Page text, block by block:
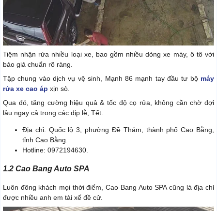
Tiệm nhận rửa nhiều loại xe, bao gồm nhiều dòng xe máy, ô tô với
báo giá chuẩn rõ ràng.
Tập chung vào dịch vụ vệ sinh, Mạnh 86 mạnh tay đầu tư bộ máy
rửa xe cao áp xịn sò.
Qua đó, tăng cường hiệu quả & tốc độ cọ rửa, không cần chờ đợi
lâu ngay cả trong các dịp lễ, Tết.
Địa chỉ: Quốc lộ 3, phường Đề Thám, thành phố Cao Bằng,
tỉnh Cao Bằng.
Hotline: 0972194630.
1.2 Cao Bang Auto SPA
Luôn đông khách mọi thời điểm, Cao Bang Auto SPA cũng là địa chỉ
được nhiều anh em tài xế đề cử.